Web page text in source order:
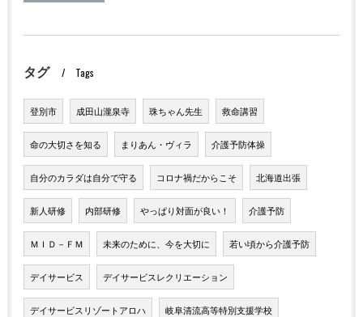
タグ Tags
登別市 成田山瀧泉寺 珠ちゃん先生 救命講習
命の大切さを知る まりあん・ヴィラ 介護予防体操
自分のカラダは自分で守る コロナ禍だからこそ 北海道出張
新人研修 内部研修 やっぱり対面が良い！ 介護予防
ＭＩＤ－ＦＭ 未来のために、今を大切に 若い頃から介護予防
デイサービス デイサービスレクリエーション
デイサービスリゾートアロハ 岐阜清流高等特別支援学校